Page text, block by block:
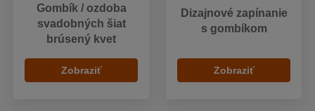
Gombík / ozdoba
svadobných šiat
brúsený kvet
Zobraziť
Dizajnové zapínanie
s gombíkom
Zobraziť